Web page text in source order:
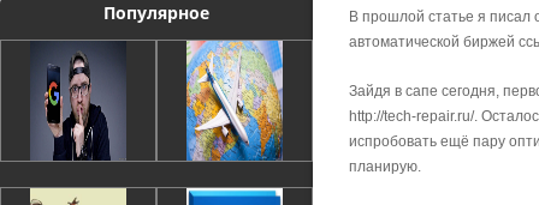
Популярное
В прошлой статье я писал
автоматической биржей
Зайдя в сапе сегодня,
http://tech-repair.ru/.
испробовать ещё пару
планирую.